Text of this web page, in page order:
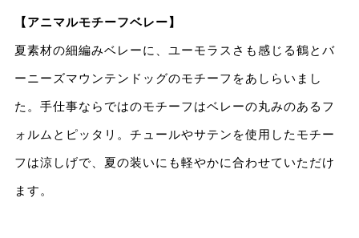
【アニマルモチーフベレー】
夏素材の細編みベレーに、ユーモラスさも感じる鶴とバ
ーニーズマウンテンドッグのモチーフをあしらいまし
た。手仕事ならではのモチーフはベレーの丸みのあるフ
ォルムとピッタリ。チュールやサテンを使用したモチー
フは涼しげで、夏の装いにも軽やかに合わせていただけ
ます。